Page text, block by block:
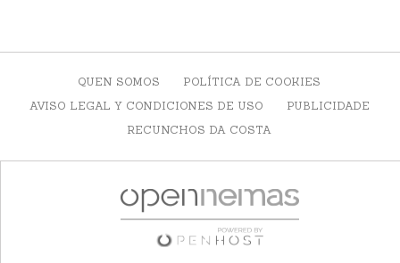
QUEN SOMOS
POLÍTICA DE COOKIES
AVISO LEGAL Y CONDICIONES DE USO
PUBLICIDADE
RECUNCHOS DA COSTA